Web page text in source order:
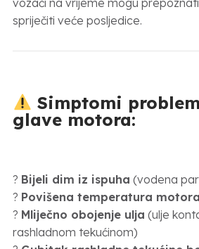
spriječiti veće posljedice.
Simptomi
glave motora:
? Bijeli dim iz ispuha (vodena
? Povišena temperatura
? Mliječno obojenje ulja (ulje
rashladnom tekućinom)